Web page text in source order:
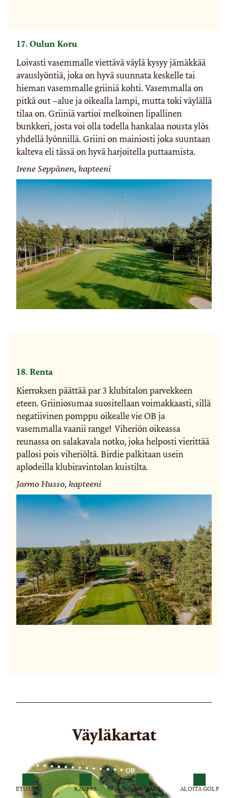
ETUSIVU KAUPPA AJANVARAUS ALOITA GOLF
17. Oulun Koru
Loivasti vasemmalle viettävä väylä kysyy jämäkkää
avauslyöntiä, joka on hyvä suunnata keskelle tai
hieman vasemmalle griiniä kohti. Vasemmalla on
pitkä out –alue ja oikealla lampi, mutta toki väylällä
tilaa on. Griiniä vartioi melkoinen lipallinen
bunkkeri, josta voi olla todella hankalaa nousta ylös
yhdellä lyönnillä. Griini on mainiosti joka suuntaan
kalteva eli tässä on hyvä harjoitella puttaamista.
Irene Seppänen, kapteeni
18. Renta
Kierroksen päättää par 3 klubitalon parvekkeen
eteen. Griiniosumaa suositellaan voimakkaasti, sillä
negatiivinen pomppu oikealle vie OB ja
vasemmalla vaanii range! Viheriön oikeassa
reunassa on salakavala notko, joka helposti vierittää
pallosi pois viheriöltä. Birdie palkitaan usein
aplodeilla klubiravintolan kuistilta.
Jarmo Husso, kapteeni
Väyläkartat